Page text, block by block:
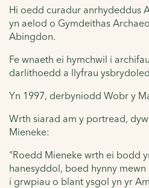
Hi oedd curadur anrhydeddus
yn aelod o Gymdeithas
Abingdon.
Fe wnaeth ei hymchwil i
darlithoedd a llyfrau
Yn 1997, derbyniodd Wobr y
Wrth siarad am y portread,
Mieneke:
"Roedd Mieneke wrth ei bodd
hanesyddol, boed hynny
i grwpiau o blant ysgol yn yr